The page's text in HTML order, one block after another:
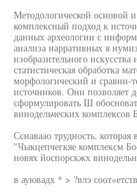
Методологической основой
комплексный подход к
данных археологии с
анализа нарративных я
изобразительного
статистическая обработка
морфологический и сравни-
источников. Они позволяет
сформулировать Ш
винодельческих комплексов
Сснаваао трудность.
"Чыкцепчегкяе комплексм
новях йоспорскжх
в ауювадх * > ?влэ